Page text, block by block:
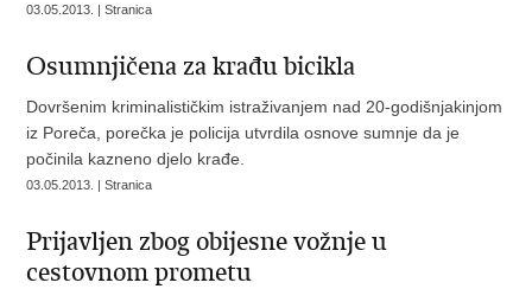
03.05.2013. | Stranica
Osumnjičena za krađu bicikla
Dovršenim kriminalističkim istraživanjem nad 20-godišnjakinjom
iz Poreča, porečka je policija utvrdila osnove sumnje da je
počinila kazneno djelo krađe.
03.05.2013. | Stranica
Prijavljen zbog obijesne vožnje u
cestovnom prometu